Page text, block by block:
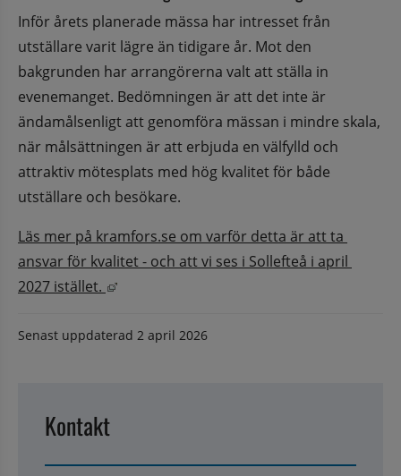
Inför årets planerade mässa har intresset från
utställare varit lägre än tidigare år. Mot den
bakgrunden har arrangörerna valt att ställa in
evenemanget. Bedömningen är att det inte är
ändamålsenligt att genomföra mässan i mindre skala,
när målsättningen är att erbjuda en välfylld och
attraktiv mötesplats med hög kvalitet för både
utställare och besökare.
Läs mer på kramfors.se om varför detta är att ta
ansvar för kvalitet - och att vi ses i Sollefteå i april
2027 istället.
Länk till annan webbplats, öppnas i nytt
Senast uppdaterad 2 april 2026
Kontakt